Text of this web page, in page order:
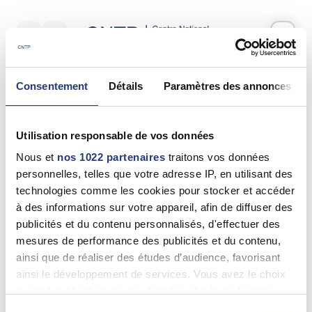
Consentement Détails Paramètres des annonces
Utilisation responsable de vos données
Nous et nos 1022 partenaires traitons vos données
personnelles, telles que votre adresse IP, en utilisant des
technologies comme les cookies pour stocker et accéder
à des informations sur votre appareil, afin de diffuser des
publicités et du contenu personnalisés, d'effectuer des
mesures de performance des publicités et du contenu,
ainsi que de réaliser des études d’audience, favorisant
ainsi le développement de services. Vous avez le choix
Votre test psychotechnique
Jeudi 21 Mai 2026à10:10
Nom *
Prénom(s) *
Email *